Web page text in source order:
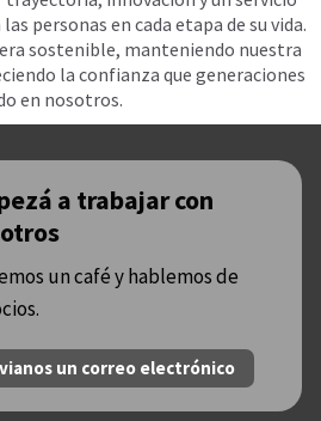
personas en cada etapa de su vida.
sostenible, manteniendo nuestra
la confianza que generaciones
en nosotros.
a trabajar con
un café y hablemos de
un correo electrónico